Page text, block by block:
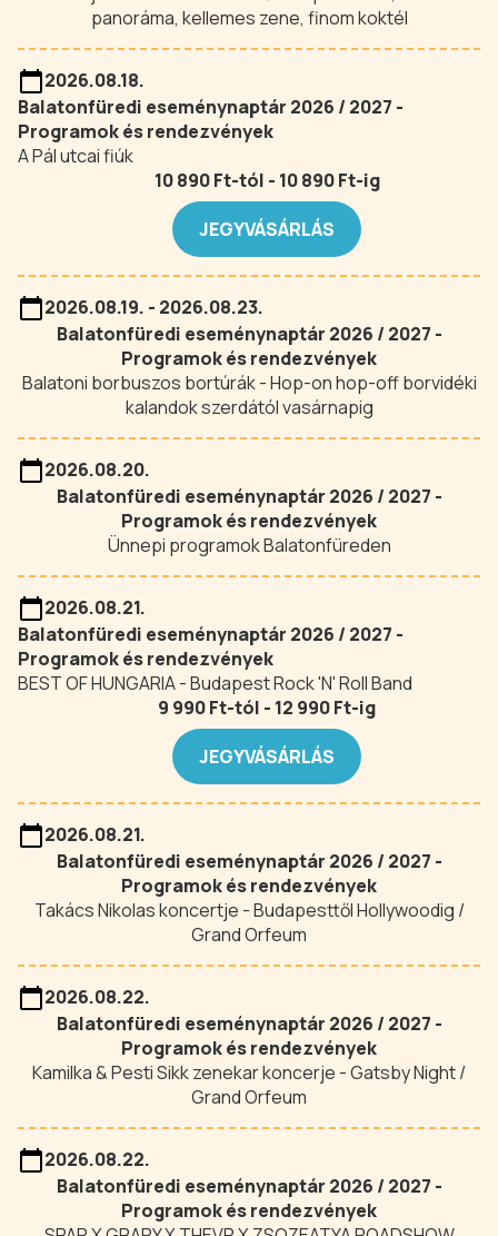
panoráma, kellemes zene, finom koktél
2026.08.18.
Balatonfüredi eseménynaptár 2026 / 2027 -
Programok és rendezvények
A Pál utcai fiúk
10 890 Ft-tól - 10 890 Ft-ig
JEGYVÁSÁRLÁS
2026.08.19. - 2026.08.23.
Balatonfüredi eseménynaptár 2026 / 2027 -
Programok és rendezvények
Balatoni borbuszos bortúrák - Hop-on hop-off borvidéki
kalandok szerdától vasárnapig
2026.08.20.
Balatonfüredi eseménynaptár 2026 / 2027 -
Programok és rendezvények
Ünnepi programok Balatonfüreden
2026.08.21.
Balatonfüredi eseménynaptár 2026 / 2027 -
Programok és rendezvények
BEST OF HUNGARIA - Budapest Rock 'N' Roll Band
9 990 Ft-tól - 12 990 Ft-ig
JEGYVÁSÁRLÁS
2026.08.21.
Balatonfüredi eseménynaptár 2026 / 2027 -
Programok és rendezvények
Takács Nikolas koncertje - Budapesttől Hollywoodig /
Grand Orfeum
2026.08.22.
Balatonfüredi eseménynaptár 2026 / 2027 -
Programok és rendezvények
Kamilka & Pesti Sikk zenekar koncerje - Gatsby Night /
Grand Orfeum
2026.08.22.
Balatonfüredi eseménynaptár 2026 / 2027 -
Programok és rendezvények